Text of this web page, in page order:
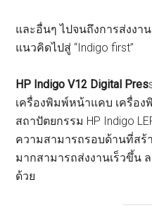
และอื่นๆ ไปจนถึงการส่งงา
แนวคิดไปสู่ “Indigo first”
HP Indigo V12 Digital Pres
เครื่องพิมพ์หน้าแคบ เครื่อง
สถาปัตยกรรม HP Indigo
ความสามารถรอบด้านที่สร้
มากสามารถส่งงานเร็วขึ้น
ด้วย